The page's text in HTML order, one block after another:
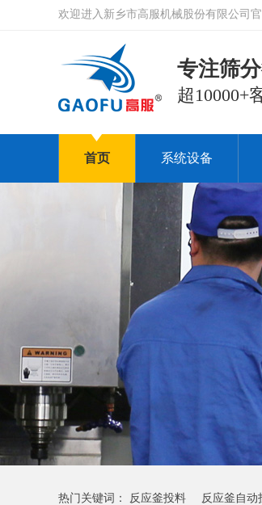
欢迎进入新乡市高服机械股份有限公司官
专注筛
超10000+
首页 系统设备
热门关键词： 反应釜投料 反应釜自动